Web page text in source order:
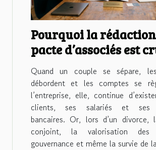
Pourquoi la
pacte d’associés est
en cas de divorce
Quand un couple se sépare,
débordent et les comptes se
l’entreprise, elle, continue
clients, ses salariés et ses
bancaires. Or, lors d’un divorce,
conjoint, la valorisation
gouvernance et même la survie de